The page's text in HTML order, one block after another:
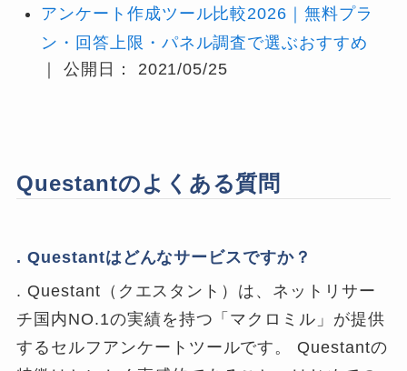
アンケート作成ツール比較2026｜無料プラ
ン・回答上限・パネル調査で選ぶおすすめ
｜ 公開日： 2021/05/25
Questantのよくある質問
. Questantはどんなサービスですか？
. Questant（クエスタント）は、ネットリサー
チ国内NO.1の実績を持つ「マクロミル」が提供
するセルフアンケートツールです。 Questantの